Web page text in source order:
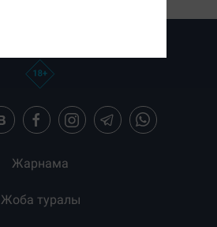
Жарнама
Жоба туралы